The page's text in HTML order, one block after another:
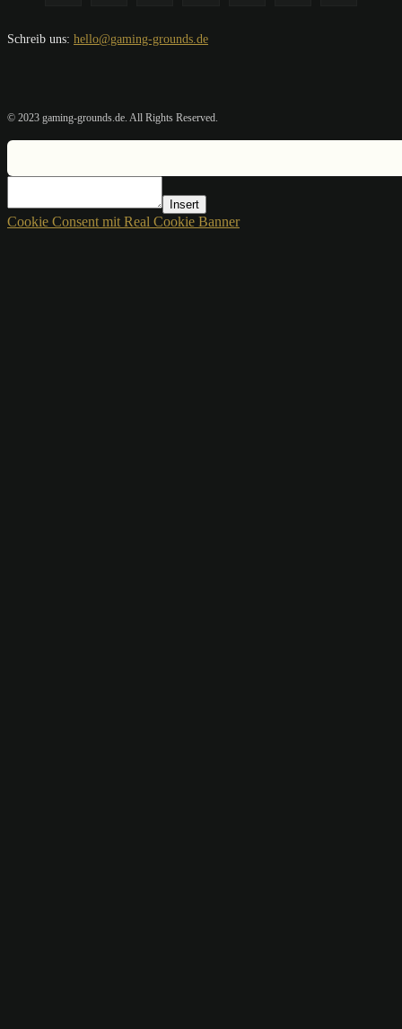
Schreib uns: hello@gaming-grounds.de
© 2023 gaming-grounds.de. All Rights Reserved.
Insert
Cookie Consent mit Real Cookie Banner